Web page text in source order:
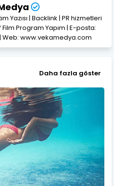
Yazısı | Backlink | PR hizmetleri
Program Yapım | E-posta:
www.vekamedya.com
Daha fazla göster